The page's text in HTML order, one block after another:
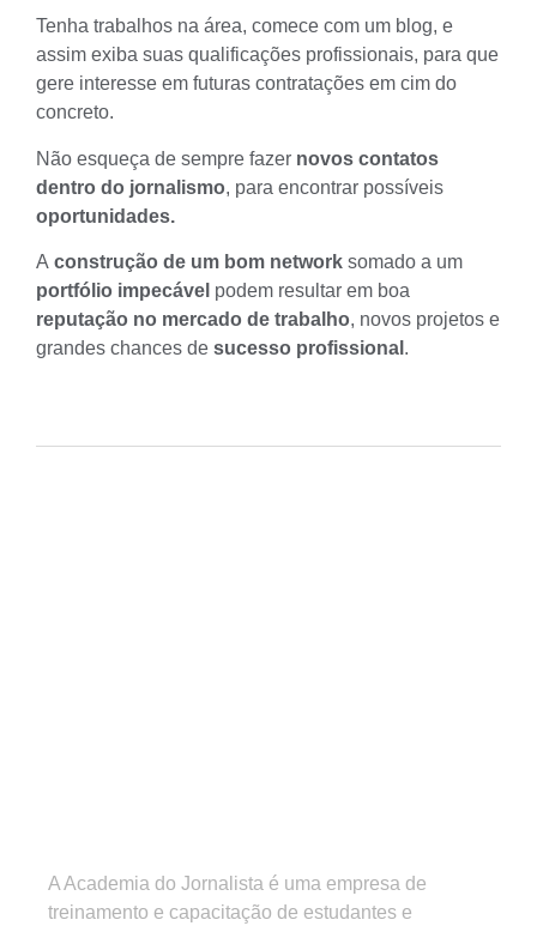
Tenha trabalhos na área, comece com um blog, e
assim exiba suas qualificações profissionais, para que
gere interesse em futuras contratações em cim do
concreto.
Não esqueça de sempre fazer novos contatos
dentro do jornalismo, para encontrar possíveis
oportunidades.
A construção de um bom network somado a um
portfólio impecável podem resultar em boa
reputação no mercado de trabalho, novos projetos e
grandes chances de sucesso profissional .
A Academia do Jornalista é uma empresa de
treinamento e capacitação de estudantes e